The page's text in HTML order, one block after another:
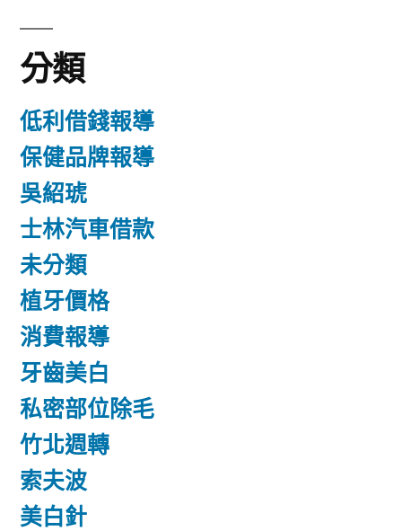
分類
低利借錢報導
保健品牌報導
吳紹琥
士林汽車借款
未分類
植牙價格
消費報導
牙齒美白
私密部位除毛
竹北週轉
索夫波
美白針